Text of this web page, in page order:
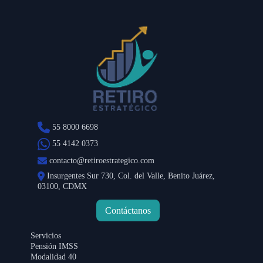
55 8000 6698
55 4142 0373
contacto@retiroestrategico.com
Insurgentes Sur 730, Col. del Valle, Benito Juárez,
03100, CDMX
Contáctanos
Servicios
Pensión IMSS
Modalidad 40